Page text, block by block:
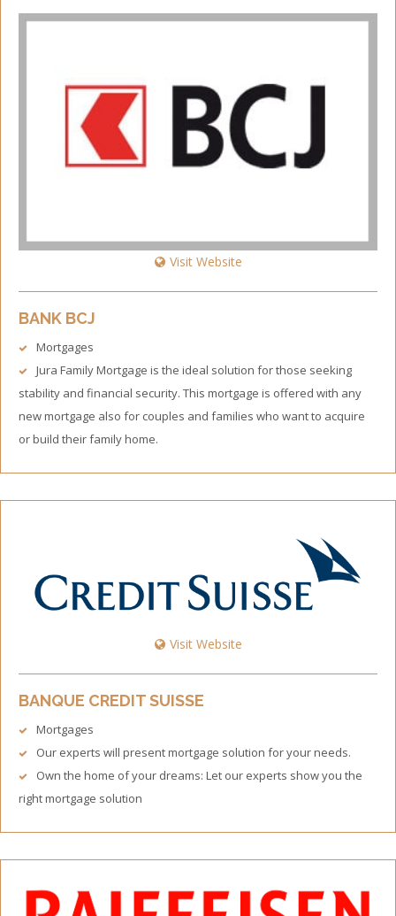
Visit Website
BANK BCJ
Mortgages
Jura Family Mortgage is the ideal solution for those seeking
stability and financial security. This mortgage is offered with any
new mortgage also for couples and families who want to acquire
or build their family home.
Visit Website
BANQUE CREDIT SUISSE
Mortgages
Our experts will present mortgage solution for your needs.
Own the home of your dreams: Let our experts show you the
right mortgage solution